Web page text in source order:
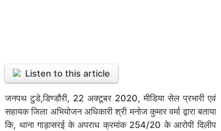
Listen to this article
जनपथ टुडे,डिण्डौरी, 22 अक्टूबर 2020, मीडिया सेल प्रभारी एवं
सहायक जिला अभियोजन अधिकारी श्री मनोज कुमार वर्मा द्वारा बताया
कि, थाना गाड़ासरई के अपराध क्रमांक 254/20 के आरोपी दिलीप